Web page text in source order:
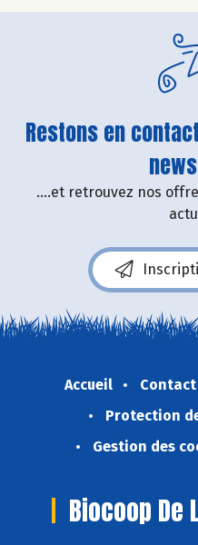
Restons en
....et retrouvez nos
Accueil Contact
Protection
Gestion des
Biocoop De